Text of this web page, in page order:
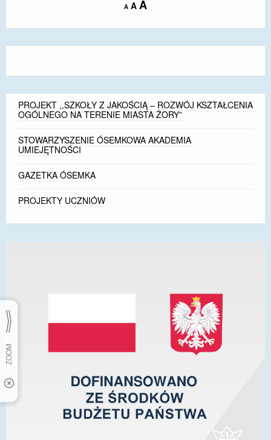
A Decrease
size.
A Reset
size.
AIncrease
size.
PROJEKT ,,SZKOŁY Z JAKOŚCIĄ – ROZWÓJ KSZTAŁCENIA
OGÓLNEGO NA TERENIE MIASTA ŻORY”
STOWARZYSZENIE ÓSEMKOWA AKADEMIA
UMIEJĘTNOŚCI
GAZETKA ÓSEMKA
PROJEKTY UCZNIÓW